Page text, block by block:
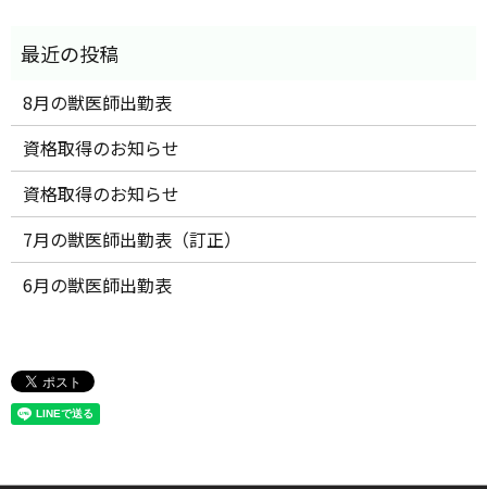
8月の獣医師出勤表
資格取得のお知らせ
資格取得のお知らせ
7月の獣医師出勤表（訂正）
6月の獣医師出勤表